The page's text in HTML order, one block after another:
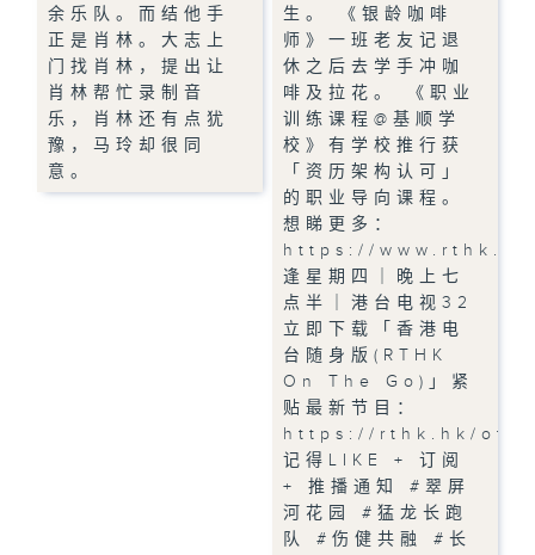
余乐队。而结他手
正是肖林。大志上
门找肖林，提出让
肖林帮忙录制音
乐，肖林还有点犹
豫，马玲却很同
意。
生。 《银龄咖啡
师》一班老友记退
休之后去学手冲咖
啡及拉花。 《职业
训练课程@基顺学
校》有学校推行获
「资历架构认可」
的职业导向课程。
想睇更多：
https://
逢星期四｜晚上七
点半｜港台电视32
立即下载「香港电
台随身版(RTHK
On The Go)」紧
贴最新节目：
https://rthk.hk/otg
记得LIKE + 订阅
+ 推播通知 #翠屏
河花园 #猛龙长跑
队 #伤健共融 #长